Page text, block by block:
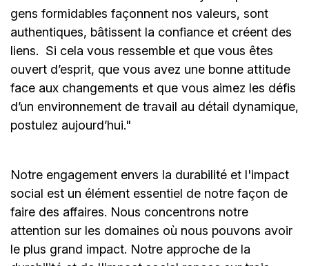
gens formidables façonnent nos valeurs, sont
authentiques, bâtissent la confiance et créent des
liens. Si cela vous ressemble et que vous êtes
ouvert d’esprit, que vous avez une bonne attitude
face aux changements et que vous aimez les défis
d’un environnement de travail au détail dynamique,
postulez aujourd’hui."
Notre engagement envers la durabilité et l'impact
social est un élément essentiel de notre façon de
faire des affaires. Nous concentrons notre
attention sur les domaines où nous pouvons avoir
le plus grand impact. Notre approche de la